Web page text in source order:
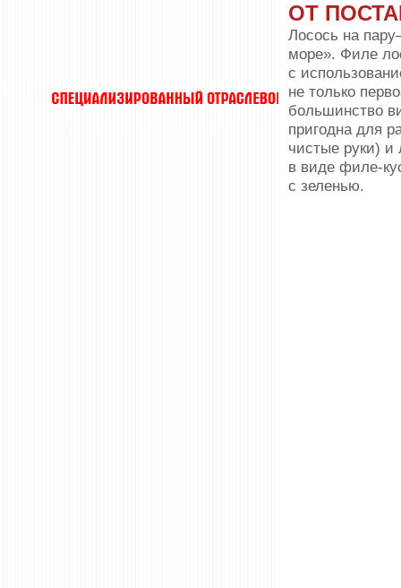
ОТ
Лосось на
море». Филе
с
не только
большинство
пригодна для
чистые руки) и
в виде филе-
с зеленью.